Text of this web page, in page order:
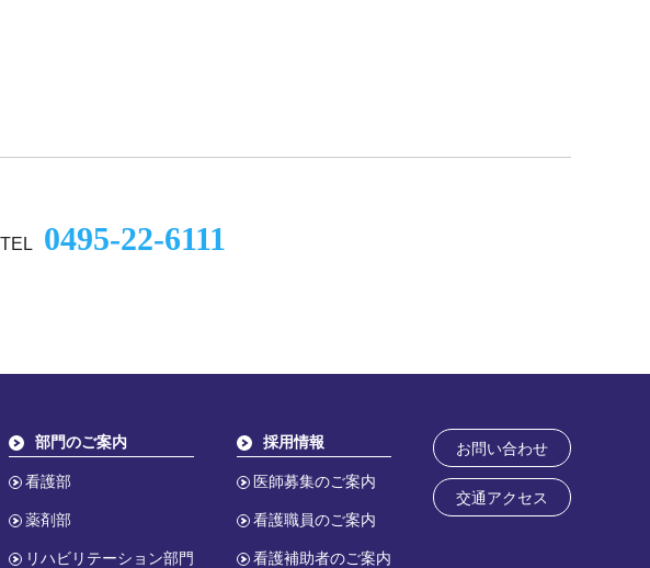
TEL 0495-22-6111
部門のご案内
看護部
薬剤部
リハビリテーション部門
採用情報
医師募集のご案内
看護職員のご案内
看護補助者のご案内
お問い合わせ
交通アクセス